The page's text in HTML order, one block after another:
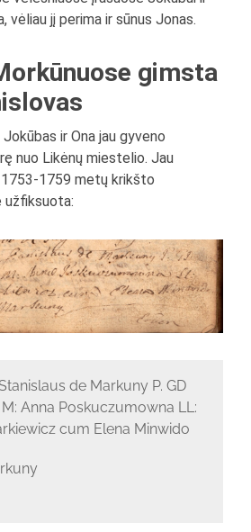
vėliau jį perima ir sūnus Jonas.
gimsta
ir Ona jau gyveno
nuo Likėnų miestelio. Jau
1759 metų krikšto
užfiksuota:
de Markuny P. GD
Anna Poskuczumowna LL:
cum Elena Minwido